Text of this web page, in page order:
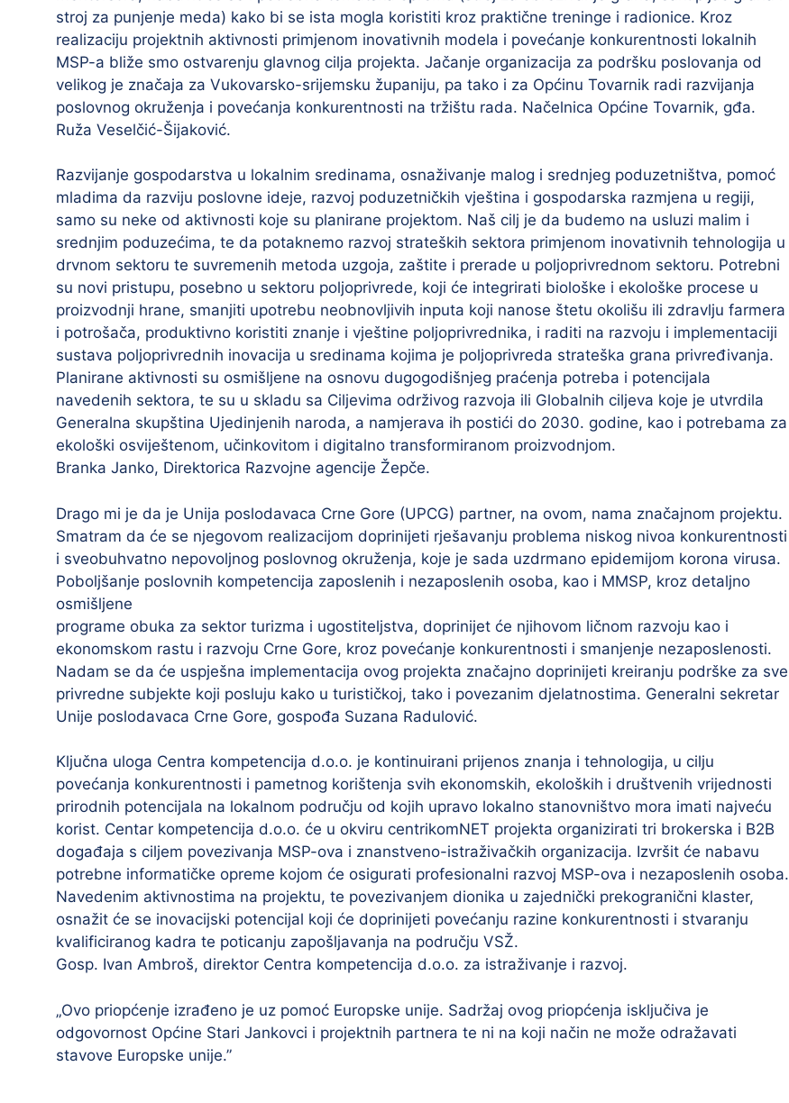
stroj za punjenje meda) kako bi se ista mogla koristiti kroz praktične treninge i radionice. Kroz
realizaciju projektnih aktivnosti primjenom inovativnih modela i povećanje konkurentnosti lokalnih
MSP-a bliže smo ostvarenju glavnog cilja projekta. Jačanje organizacija za podršku poslovanja od
velikog je značaja za Vukovarsko-srijemsku županiju, pa tako i za Općinu Tovarnik radi razvijanja
poslovnog okruženja i povećanja konkurentnosti na tržištu rada. Načelnica Općine Tovarnik, gđa.
Ruža Veselčić-Šijaković.
Razvijanje gospodarstva u lokalnim sredinama, osnaživanje malog i srednjeg poduzetništva, pomoć
mladima da razviju poslovne ideje, razvoj poduzetničkih vještina i gospodarska razmjena u regiji,
samo su neke od aktivnosti koje su planirane projektom. Naš cilj je da budemo na usluzi malim i
srednjim poduzećima, te da potaknemo razvoj strateških sektora primjenom inovativnih tehnologija u
drvnom sektoru te suvremenih metoda uzgoja, zaštite i prerade u poljoprivrednom sektoru. Potrebni
su novi pristupu, posebno u sektoru poljoprivrede, koji će integrirati biološke i ekološke procese u
proizvodnji hrane, smanjiti upotrebu neobnovljivih inputa koji nanose štetu okolišu ili zdravlju farmera
i potrošača, produktivno koristiti znanje i vještine poljoprivrednika, i raditi na razvoju i implementaciji
sustava poljoprivrednih inovacija u sredinama kojima je poljoprivreda strateška grana privređivanja.
Planirane aktivnosti su osmišljene na osnovu dugogodišnjeg praćenja potreba i potencijala
navedenih sektora, te su u skladu sa Ciljevima održivog razvoja ili Globalnih ciljeva koje je utvrdila
Generalna skupština Ujedinjenih naroda, a namjerava ih postići do 2030. godine, kao i potrebama za
ekološki osviještenom, učinkovitom i digitalno transformiranom proizvodnjom.
Branka Janko, Direktorica Razvojne agencije Žepče.
Drago mi je da je Unija poslodavaca Crne Gore (UPCG) partner, na ovom, nama značajnom projektu.
Smatram da će se njegovom realizacijom doprinijeti rješavanju problema niskog nivoa konkurentnosti
i sveobuhvatno nepovoljnog poslovnog okruženja, koje je sada uzdrmano epidemijom korona virusa.
Poboljšanje poslovnih kompetencija zaposlenih i nezaposlenih osoba, kao i MMSP, kroz detaljno
osmišljene
programe obuka za sektor turizma i ugostiteljstva, doprinijet će njihovom ličnom razvoju kao i
ekonomskom rastu i razvoju Crne Gore, kroz povećanje konkurentnosti i smanjenje nezaposlenosti.
Nadam se da će uspješna implementacija ovog projekta značajno doprinijeti kreiranju podrške za sve
privredne subjekte koji posluju kako u turističkoj, tako i povezanim djelatnostima. Generalni sekretar
Unije poslodavaca Crne Gore, gospođa Suzana Radulović.
Ključna uloga Centra kompetencija d.o.o. je kontinuirani prijenos znanja i tehnologija, u cilju
povećanja konkurentnosti i pametnog korištenja svih ekonomskih, ekoloških i društvenih vrijednosti
prirodnih potencijala na lokalnom području od kojih upravo lokalno stanovništvo mora imati najveću
korist. Centar kompetencija d.o.o. će u okviru centrikomNET projekta organizirati tri brokerska i B2B
događaja s ciljem povezivanja MSP-ova i znanstveno-istraživačkih organizacija. Izvršit će nabavu
potrebne informatičke opreme kojom će osigurati profesionalni razvoj MSP-ova i nezaposlenih osoba.
Navedenim aktivnostima na projektu, te povezivanjem dionika u zajednički prekogranični klaster,
osnažit će se inovacijski potencijal koji će doprinijeti povećanju razine konkurentnosti i stvaranju
kvalificiranog kadra te poticanju zapošljavanja na području VSŽ.
Gosp. Ivan Ambroš, direktor Centra kompetencija d.o.o. za istraživanje i razvoj.
„Ovo priopćenje izrađeno je uz pomoć Europske unije. Sadržaj ovog priopćenja isključiva je
odgovornost Općine Stari Jankovci i projektnih partnera te ni na koji način ne može odražavati
stavove Europske unije.”